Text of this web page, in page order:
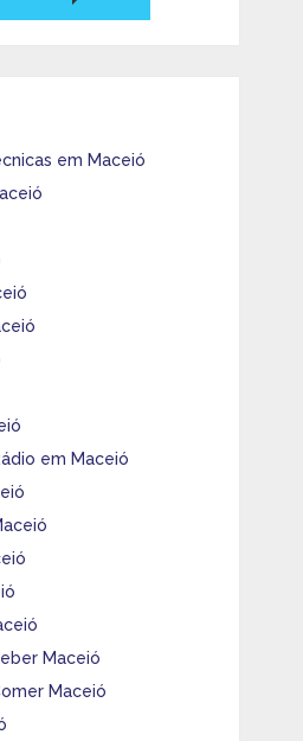
em Maceió
em Maceió
Maceió
Maceió